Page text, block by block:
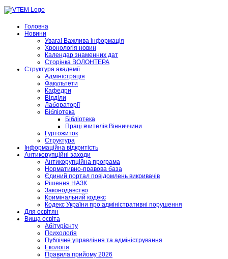
Головна
Новини
Увага! Важлива інформація
Хронологія новин
Календар знаменних дат
Сторінка ВОЛОНТЕРА
Структура академії
Адміністрація
Факультети
Кафедри
Відділи
Лабораторії
Бібліотека
Бібліотека
Праці вчителів Вінниччини
Гуртожиток
Структура
Інформаційна відкритість
Антикорупційні заходи
Антикорупційна програма
Нормативно-правова база
Єдиний портал повідомлень викривачів
Рішення НАЗК
Законодавство
Кримінальний кодекс
Кодекс України про адміністративні порушення
Для освітян
Вища освіта
Абітурієнту
Психологія
Публічне управління та адміністрування
Екологія
Правила прийому 2026